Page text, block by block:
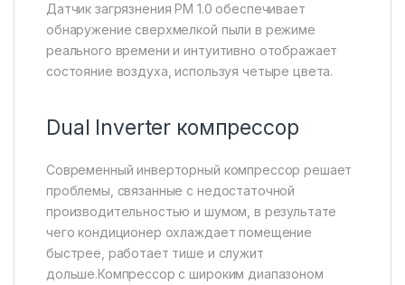
Датчик загрязнения PM 1.0 обеспечивает
обнаружение сверхмелкой пыли в режиме
реального времени и интуитивно отображает
состояние воздуха, используя четыре цвета.
Dual Inverter компрессор
Современный инверторный компрессор решает
проблемы, связанные с недостаточной
производительностью и шумом, в результате
чего кондиционер охлаждает помещение
быстрее, работает тише и служит
дольше.Компрессор с широким диапазоном